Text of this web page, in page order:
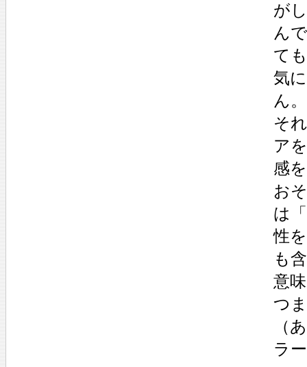
が
ん
て
気
ん。
そ
ア
感
お
は
性
も
意
つ
（
ラ